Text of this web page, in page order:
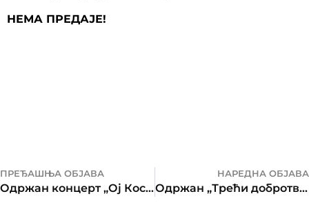
НЕМА ПРЕДАЈЕ!
ПРЕЂАШЊА ОБЈАВА
Одржан концерт „Ој Косово, Косово“ у Бањој Луци
НАРЕДНА ОБЈАВА
Одржан „Трећи добротворни турниру“ у стоном фудбалу